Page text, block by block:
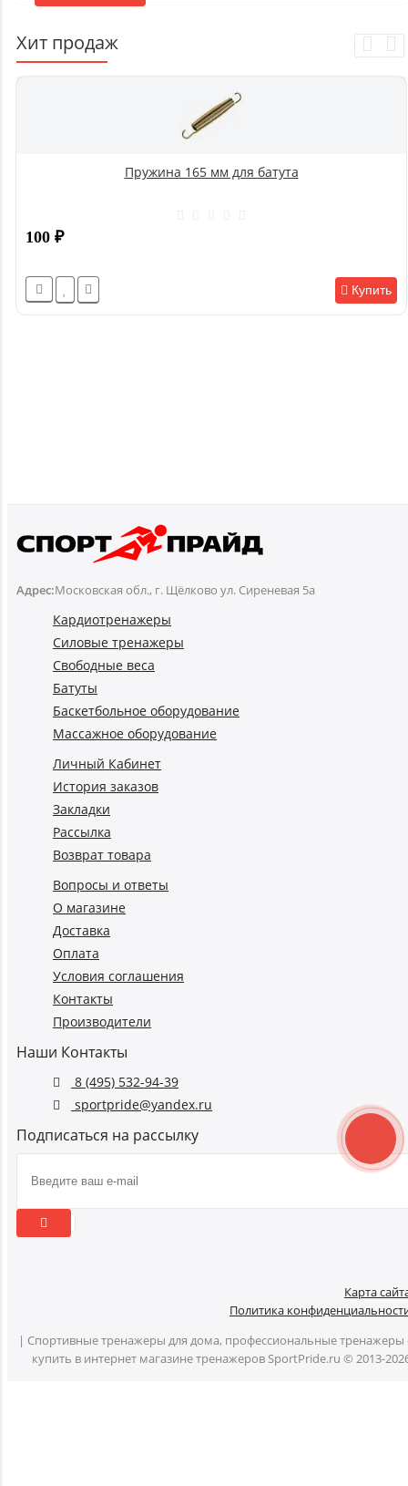
Хит продаж
Пружина 165 мм для батута
100 ₽
Купить
Адрес:Московская обл., г. Щёлково ул. Сиреневая 5а
Кардиотренажеры
Силовые тренажеры
Свободные веса
Батуты
Баскетбольное оборудование
Массажное оборудование
Личный Кабинет
История заказов
Закладки
Рассылка
Возврат товара
Вопросы и ответы
О магазине
Доставка
Оплата
Условия соглашения
Контакты
Производители
Наши Контакты
8 (495) 532-94-39
sportpride@yandex.ru
Подписаться на рассылку
Карта
Политика
| Спортивные тренажеры для дома, профессиональные тренажеры
купить в интернет магазине тренажеров SportPride.ru © 2013-